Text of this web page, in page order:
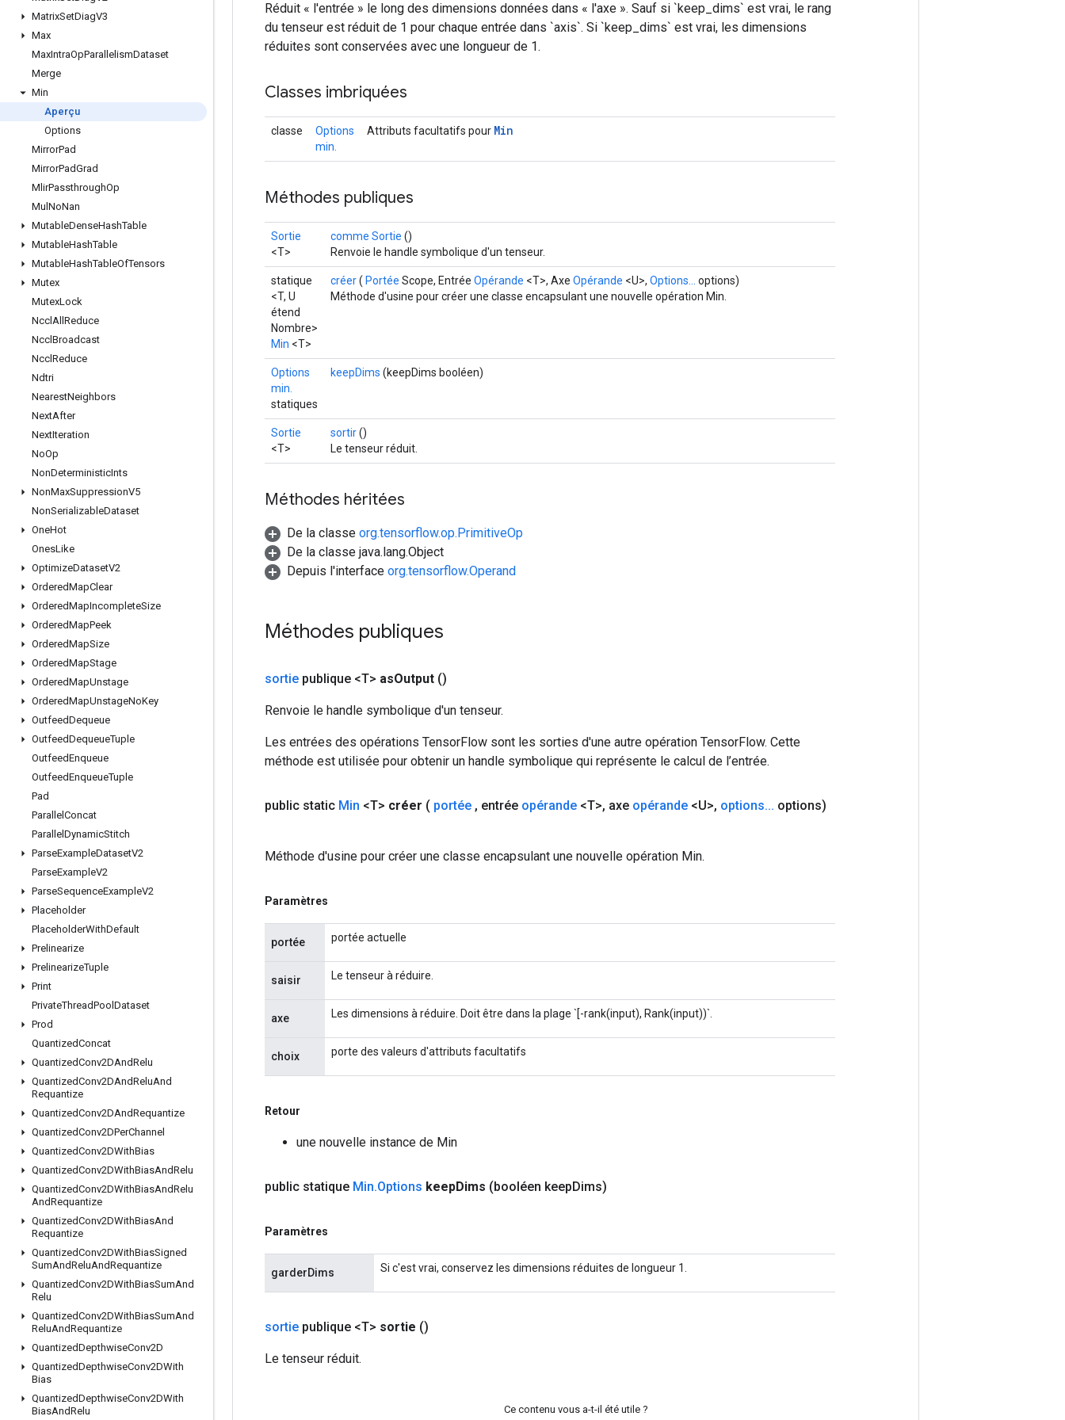
MatrixSetDiagV3
Max
MaxIntraOpParallelismDataset
Merge
Min
Aperçu
Options
MirrorPad
MirrorPadGrad
MlirPassthroughOp
Mul NoNan
MutableDenseHashTable
MutableHashTable
MutableHashTableOfTensors
Mutex
MutexLock
Nccl All Reduce
Nccl Broadcast
Nccl Reduce
Ndtri
NearestNeighbors
NextAfter
NextIteration
NoOp
NonDeterministicInts
NonMaxSuppressionV5
NonSerializableDataset
OneHot
OnesLike
OptimizeDatasetV2
OrderedMapClear
OrderedMapIncompleteSize
OrderedMapPeek
OrderedMapSize
OrderedMapStage
OrderedMapUnstage
OrderedMapUnstageNoKey
OutfeedDequeue
OutfeedDequeueTuple
OutfeedEnqueue
OutfeedEnqueueTuple
Pad
Parallel Concat
Parallel DynamicStitch
ParseExampleDatasetV2
ParseExampleV2
ParseSequenceExampleV2
Placeholder
PlaceholderWithDefault
Prelinearize
PrelinearizeTuple
Print
PrivateThreadPool Dataset
Prod
QuantizedConcat
QuantizedConv2DAndRelu
QuantizedConv2DAndReluAnd
Requantize
QuantizedConv2DAndRequantize
QuantizedConv2DPerChannel
QuantizedConv2DWithBias
QuantizedConv2DWithBiasAndRelu
QuantizedConv2DWithBiasAndRelu
AndRequantize
QuantizedConv2DWithBiasAnd
Requantize
QuantizedConv2DWithBiasSigned
SumAndReluAndRequantize
QuantizedConv2DWithBiasSumAnd
Relu
QuantizedConv2DWithBiasSumAnd
ReluAndRequantize
QuantizedDepthwiseConv2D
QuantizedDepthwiseConv2DWith
Bias
QuantizedDepthwiseConv2DWith
BiasAndRelu
Réduit « l'entrée » le long des dimensions données dans « l'axe ». Sauf si `keep_dims` est vrai, le rang
du tenseur est réduit de 1 pour chaque entrée dans `axis`. Si `keep_dims` est vrai, les dimensions
réduites sont conservées avec une longueur de 1.
Classes imbriquées
classe
Options
min.
Attributs facultatifs pour Min
Méthodes publiques
Sortie
<T>
comme Sortie ()
Renvoie le handle symbolique d'un tenseur.
statique
<T, U
étend
Nombre>
Min <T>
créer( Portée Scope, Entrée Opérande <T>, Axe Opérande <U>, Options...
options)
Méthode d'usine pour créer une classe encapsulant une nouvelle opération Min.
Options
min.
statiques
keepDims (keepDims booléen)
Sortie
<T>
sortir()
Le tenseur réduit.
Méthodes héritées
De la classe org.tensorflow.op.PrimitiveOp
De la classe java.lang.Object
Depuis l'interface org.tensorflow.Operand
Méthodes publiques
sortie publique <T> asOutput ()
Renvoie le handle symbolique d'un tenseur.
Les entrées des opérations TensorFlow sont les sorties d'une autre opération TensorFlow. Cette
méthode est utilisée pour obtenir un handle symbolique qui représente le calcul de l’entrée.
public static Min <T> créer ( portée , entrée opérande <T>, axe opérande <U>, options... options)
Méthode d'usine pour créer une classe encapsulant une nouvelle opération Min.
Paramètres
portée portée actuelle
saisir Le tenseur à réduire.
axe Les dimensions à réduire. Doit être dans la plage `[-rank(input), Rank(input))`.
choix porte des valeurs d'attributs facultatifs
Retour
une nouvelle instance de Min
public statique Min.Options keepDims (booléen keepDims)
Paramètres
garderDims Si c'est vrai, conservez les dimensions réduites de longueur 1.
sortie publique <T> sortie ()
Le tenseur réduit.
Ce contenu vous a-t-il été utile ?